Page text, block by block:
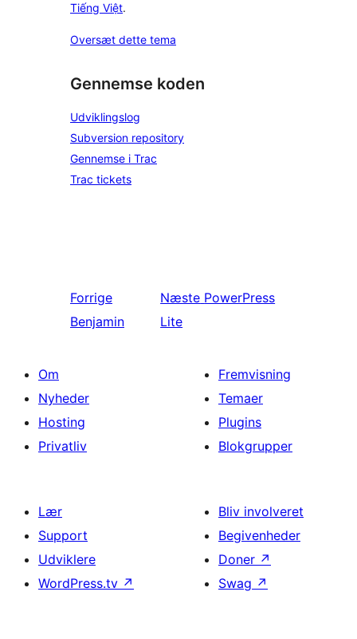
Tiếng Việt.
Oversæt dette tema
Gennemse koden
Udviklingslog
Subversion repository
Gennemse i Trac
Trac tickets
Forrige
Benjamin
Næste PowerPress
Lite
Om
Nyheder
Hosting
Privatliv
Fremvisning
Temaer
Plugins
Blokgrupper
Lær
Support
Udviklere
WordPress.tv ↗
Bliv involveret
Begivenheder
Doner ↗
Swag ↗